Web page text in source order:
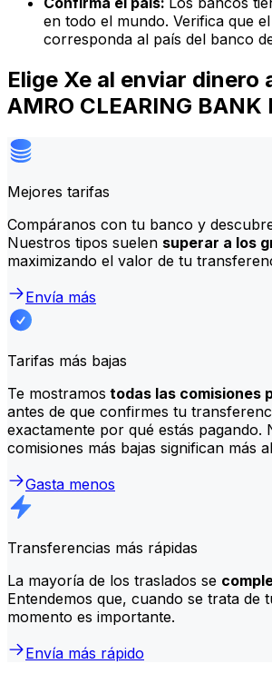
en todo el mundo. Verifica que
corresponda al país del banco
Elige Xe al enviar dinero
AMRO CLEARING BANK
Mejores tarifas
Compáranos con tu banco y
Nuestros tipos suelen superar a los
maximizando el valor de tu
Envía más
Tarifas más bajas
Te mostramos todas las comisiones
antes de que confirmes tu
exactamente por qué estás pagando.
comisiones más bajas significan más
Gasta menos
Transferencias más rápidas
La mayoría de los traslados se
Entendemos que, cuando se trata de
momento es importante.
Envía más rápido